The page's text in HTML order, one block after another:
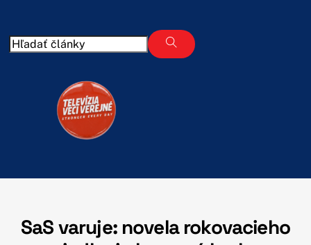
content
SaS varuje: novela rokovacieho